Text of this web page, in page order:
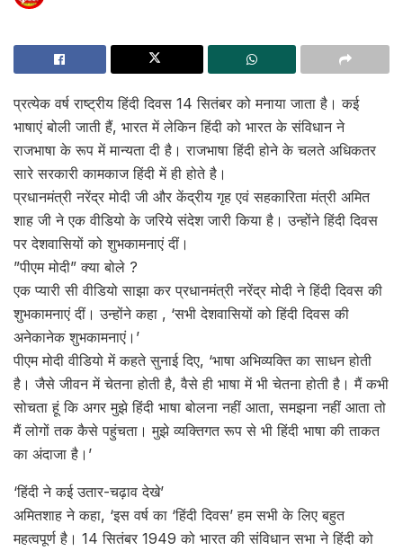
प्रत्येक वर्ष राष्ट्रीय हिंदी दिवस 14 सितंबर को मनाया जाता है। कई
भाषाएं बोली जाती हैं, भारत में लेकिन हिंदी को भारत के संविधान ने
राजभाषा के रूप में मान्यता दी है। राजभाषा हिंदी होने के चलते अधिकतर
सारे सरकारी कामकाज हिंदी में ही होते है।
प्रधानमंत्री नरेंद्र मोदी जी और केंद्रीय गृह एवं सहकारिता मंत्री अमित
शाह जी ने एक वीडियो के जरिये संदेश जारी किया है। उन्होंने हिंदी दिवस
पर देशवासियों को शुभकामनाएं दीं।
”पीएम मोदी” क्या बोले ?
एक प्यारी सी वीडियो साझा कर प्रधानमंत्री नरेंद्र मोदी ने हिंदी दिवस की
शुभकामनाएं दीं। उन्होंने कहा , ‘सभी देशवासियों को हिंदी दिवस की
अनेकानेक शुभकामनाएं।’
पीएम मोदी वीडियो में कहते सुनाई दिए, ‘भाषा अभिव्यक्ति का साधन होती
है। जैसे जीवन में चेतना होती है, वैसे ही भाषा में भी चेतना होती है। मैं कभी
सोचता हूं कि अगर मुझे हिंदी भाषा बोलना नहीं आता, समझना नहीं आता तो
मैं लोगों तक कैसे पहुंचता। मुझे व्यक्तिगत रूप से भी हिंदी भाषा की ताकत
का अंदाजा है।’
‘हिंदी ने कई उतार-चढ़ाव देखे’
अमितशाह ने कहा, ‘इस वर्ष का ‘हिंदी दिवस’ हम सभी के लिए बहुत
महत्वपूर्ण है। 14 सितंबर 1949 को भारत की संविधान सभा ने हिंदी को